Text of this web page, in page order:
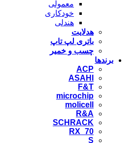
معمولی
خودکاری
هندلی
هدلایت
باتری لپ تاپ
چسب و خمیر
برندها
ACP
ASAHI
F&T
microchip
molicell
R&A
SCHRACK
RX_70
S